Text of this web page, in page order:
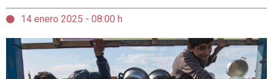
14 enero 2025 - 08:00 h